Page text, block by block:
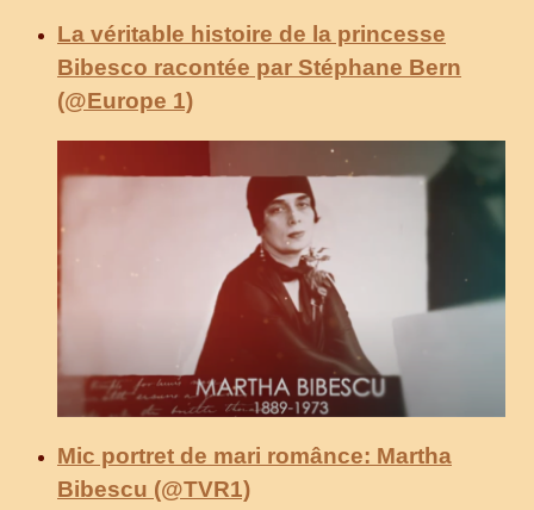
La véritable histoire de la princesse
Bibesco racontée par Stéphane Bern
(@Europe 1)
Mic portret de mari românce: Martha
Bibescu (@TVR1)